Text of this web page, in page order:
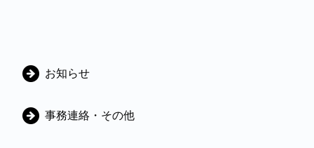
カ
ゴ
お知らせ
事務連絡・その他